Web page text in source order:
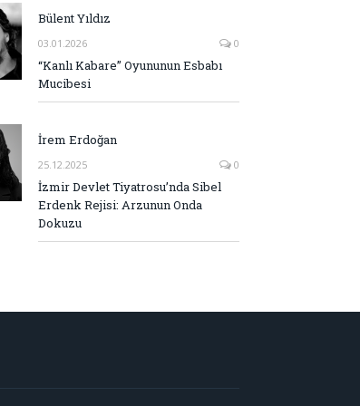
Bülent Yıldız
03.01.2026 0
“Kanlı Kabare” Oyununun Esbabı
Mucibesi
İrem Erdoğan
25.12.2025 0
İzmir Devlet Tiyatrosu’nda Sibel
Erdenk Rejisi: Arzunun Onda
Dokuzu